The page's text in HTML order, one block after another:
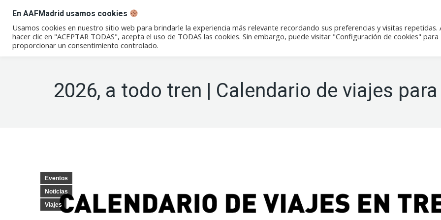
Conócenos Eventos Noticias Actividades Tienda Contacto
2026, a todo tren | Calendario de viajes
Eventos
Noticias
Viajes
En AAFMadrid usamos cookies
Usamos cookies en nuestro sitio web para brindarle la experiencia más relevante recordando sus preferencias y visitas repetidas.
hacer clic en "ACEPTAR TODAS", acepta el uso de TODAS las cookies. Sin embargo, puede visitar "Configuración de cookies" para
proporcionar un consentimiento controlado.